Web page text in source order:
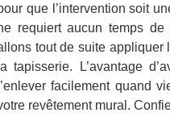
que l’intervention soit
requiert aucun temps
tout de suite appliquer
la tapisserie. L’avantage
l’enlever facilement quand
revêtement mural.